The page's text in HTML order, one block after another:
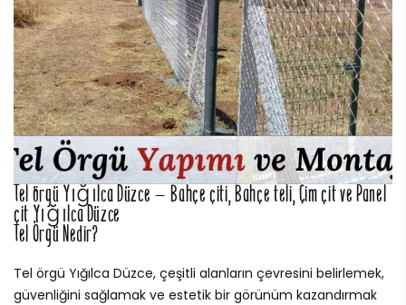
Tel örgü Yığılca Düzce – Bahçe çiti, Bahçe teli, Çim çit ve Panel
çit Yığılca Düzce
Tel Örgü Nedir?
Tel örgü Yığılca Düzce, çeşitli alanların çevresini belirlemek,
güvenliğini sağlamak ve estetik bir görünüm kazandırmak